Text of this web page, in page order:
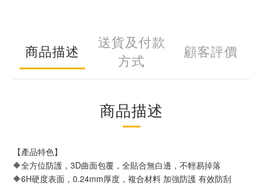
商品描述
送貨及付款
方式
顧客評價
商品描述
【產品特色】
🔶全方位防護，3D曲面包覆，全貼合無白邊，不輕易掉落
🔶6H硬度表面，0.24mm厚度，複合材料 加強防護 有效防刮